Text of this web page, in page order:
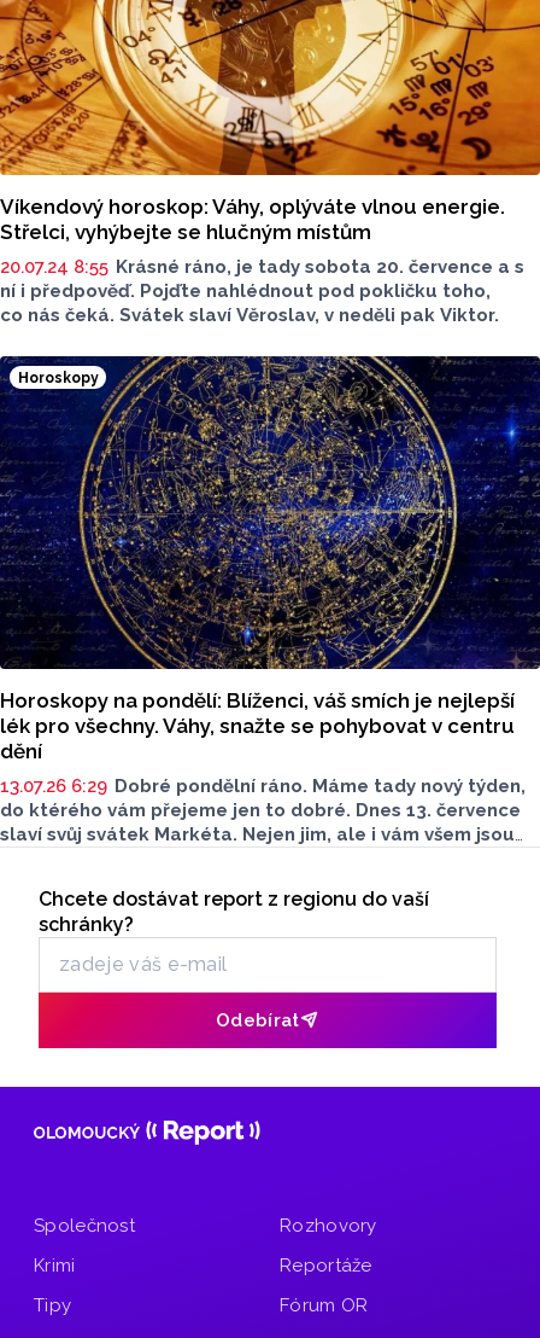
Víkendový horoskop: Váhy, oplýváte vlnou energie.
Střelci, vyhýbejte se hlučným místům
20.07.24 8:55 Krásné ráno, je tady sobota 20. července a s
ní i předpověď. Pojďte nahlédnout pod pokličku toho,
co nás čeká. Svátek slaví Věroslav, v neděli pak Viktor.
Horoskopy
Horoskopy na pondělí: Blíženci, váš smích je nejlepší
lék pro všechny. Váhy, snažte se pohybovat v centru
dění
13.07.26 6:29 Dobré pondělní ráno. Máme tady nový týden,
do ktérého vám přejeme jen to dobré. Dnes 13. července
slaví svůj svátek Markéta. Nejen jim, ale i vám všem jsou
Odběr newsletteru
Chcete dostávat report z regionu do vaší
schránky?
Odebírat
Společnost
Krimi
Tipy
Rozhovory
Reportáže
Fórum OR